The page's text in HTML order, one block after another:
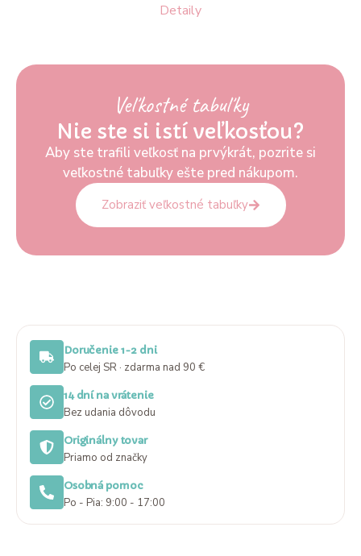
Detaily
Veľkostné tabuľky
Nie ste si istí veľkosťou?
Aby ste trafili veľkosť na prvýkrát, pozrite si
veľkostné tabuľky ešte pred nákupom.
Zobraziť veľkostné tabuľky
Doručenie 1-2 dni
Po celej SR · zdarma nad 90 €
14 dní na vrátenie
Bez udania dôvodu
Originálny tovar
Priamo od značky
Osobná pomoc
Po - Pia: 9:00 - 17:00